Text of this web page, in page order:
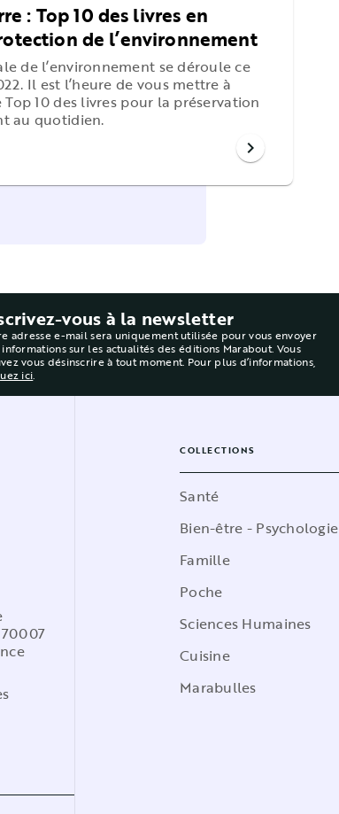
: Top 10 des livres en
de l’environnement
de l’environnement se déroule ce
Il est l’heure de vous mettre à
10 des livres pour la préservation
au quotidien.
chevron_right
vous à la newsletter
adresse e-mail sera uniquement utilisée pour vous envoyer
sur les actualités des éditions Marabout. Vous
vous désinscrire à tout moment. Pour plus d’informations,
ici.
COLLECTIONS
Santé
Bien-être - Psychologie
Famille
Poche
Sciences Humaines
Cuisine
Marabulles